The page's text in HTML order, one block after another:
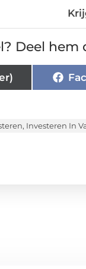
Deel hem
, Investeren In